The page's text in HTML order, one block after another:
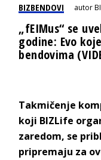
BIZBENDOVI autor
„fEIMus“ se
godine: Evo
bendovima
Takmičenje
koji BIZLife
zaredom, se
pripremaju za